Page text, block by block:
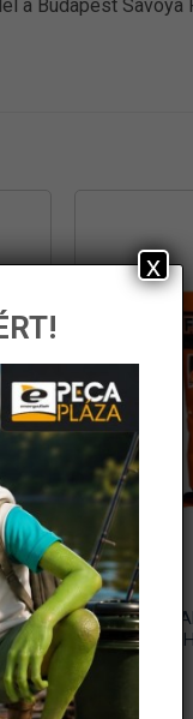
a Budapest Savoya
x